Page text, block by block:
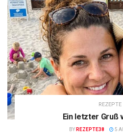
REZEPTE
Ein letzter Gruß
BY REZEPTE38 5